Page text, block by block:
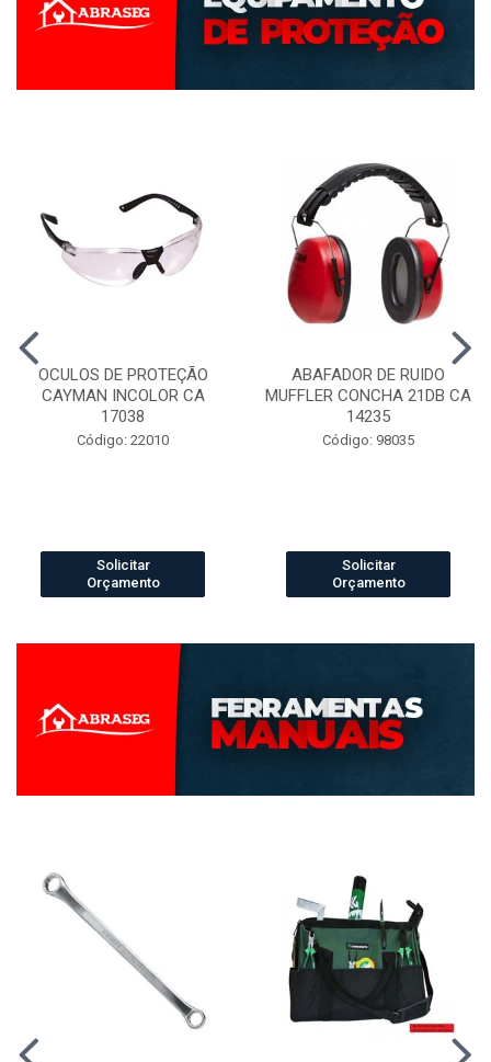
OCULOS DE PROTEÇÃO
CAYMAN INCOLOR CA
17038
Código: 22010
Solicitar
Orçamento
ABAFADOR DE RUIDO
MUFFLER CONCHA 21DB CA
14235
Código: 98035
Solicitar
Orçamento